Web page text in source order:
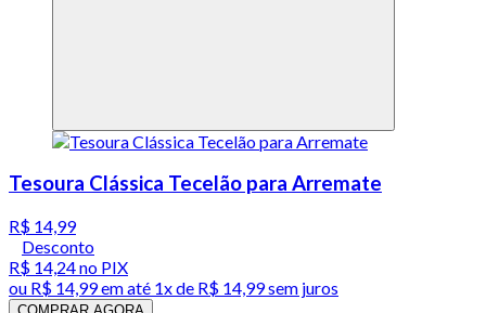
Tesoura Clássica Tecelão para Arremate
R$ 14,99
Desconto
R$ 14,24no PIX
ou R$ 14,99em até 1x de R$ 14,99sem juros